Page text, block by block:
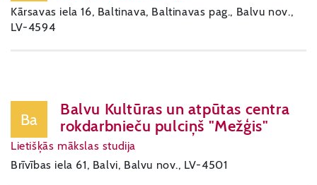
Kārsavas iela 16, Baltinava, Baltinavas pag., Balvu nov.,
LV-4594
Ba
Balvu Kultūras un atpūtas centra
rokdarbnieču pulciņš "Mežģis"
Lietišķās mākslas studija
Brīvības iela 61, Balvi, Balvu nov., LV-4501